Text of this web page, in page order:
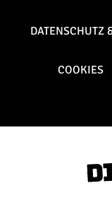
DATENSCHUTZ
COOKIES